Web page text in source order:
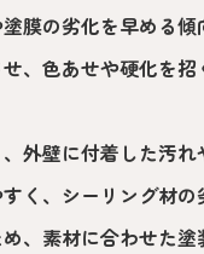
膜の劣化を早める
、色あせや硬化を招
外壁に付着した汚れ
く、シーリング材
、素材に合わせた